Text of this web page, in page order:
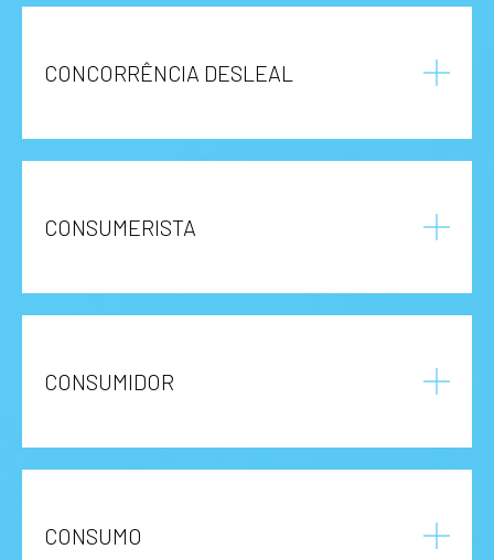
CONCORRÊNCIA DESLEAL
CONSUMERISTA
CONSUMIDOR
CONSUMO